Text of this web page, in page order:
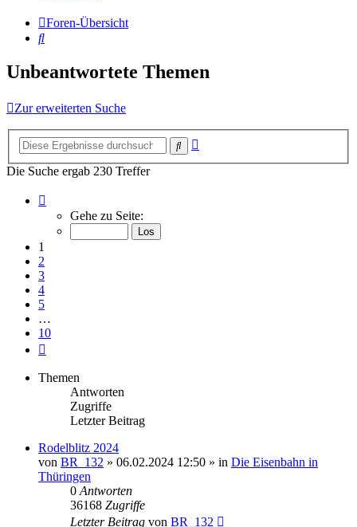
Foren-Übersicht
Suche
Unbeantwortete Themen
Zur erweiterten Suche
Suche
Die Suche ergab 230 Treffer
von
Gehe zu Seite:
1
2
3
4
5
…
10
Themen
Antworten
Zugriffe
Letzter Beitrag
Rodelblitz 2024
von BR_132 » 06.02.2024 12:50 » in Die Eisenbahn in
Thüringen
0 Antworten
36168 Zugriffe
Letzter Beitrag von BR_132